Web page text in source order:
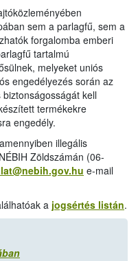
sem a parlagfű, sem a
forgalomba emberi
tartalmú
melyeket uniós
engedélyezés során az
kell
termékekre
engedély.
illegális
Zöldszámán (06-
e-mail
a jogsértés listán.